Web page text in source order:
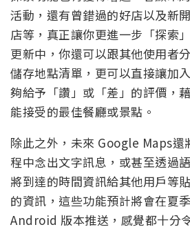
活動，還有曾錯過的好店以及新
店等，真正讓你更進一步「探索
更新中，你還可以跟其他使用者
儲存地點清單，更可以直接讓加
夠給予「讚」或「差」的評價，
能接受的最佳餐廳或景點。
除此之外，未來 Google Maps還
程中念出文字訊息，或甚至透過
將到達的時間資訊給其他用戶等
的資訊，這些功能預計將會在夏
Android 版本推送，感覺都十分